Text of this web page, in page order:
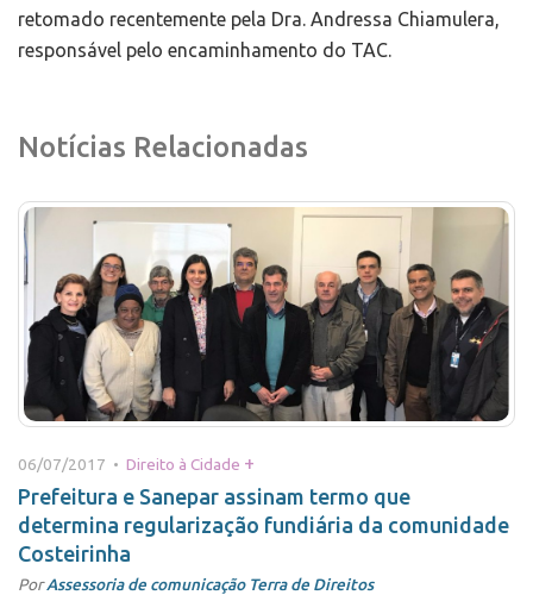
retomado recentemente pela Dra. Andressa Chiamulera,
responsável pelo encaminhamento do TAC.
Notícias Relacionadas
06/07/2017 • Direito à Cidade +
Prefeitura e Sanepar assinam termo que
determina regularização fundiária da comunidade
Costeirinha
PorAssessoria de comunicação Terra de Direitos